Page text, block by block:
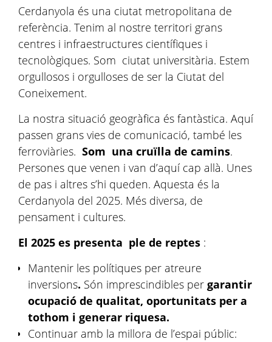
Cerdanyola és una ciutat metropolitana de
referència. Tenim al nostre territori grans
centres i infraestructures científiques i
tecnològiques. Som ciutat universitària. Estem
orgullosos i orgulloses de ser la Ciutat del
Coneixement.
La nostra situació geogràfica és fantàstica. Aquí
passen grans vies de comunicació, també les
ferroviàries. Som una cruïlla de camins.
Persones que venen i van d’aquí cap allà. Unes
de pas i altres s’hi queden. Aquesta és la
Cerdanyola del 2025. Més diversa, de
pensament i cultures.
El 2025 es presenta ple de reptes :
Mantenir les polítiques per atreure
inversions. Són imprescindibles per garantir
ocupació de qualitat, oportunitats per a
tothom i generar riquesa.
Continuar amb la millora de l’espai públic: